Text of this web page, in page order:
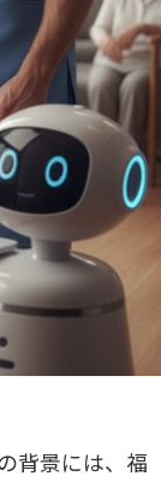
背景には、福